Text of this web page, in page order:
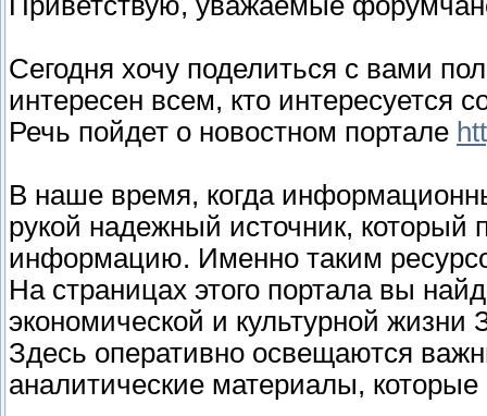
Сегодня хочу поделиться с вами
интересен всем, кто интересуется
Речь пойдет о новостном портале
В наше время, когда
рукой надежный источник, который
информацию. Именно таким
На страницах этого портала вы
экономической и культурной жизни
Здесь оперативно освещаются
аналитические материалы,